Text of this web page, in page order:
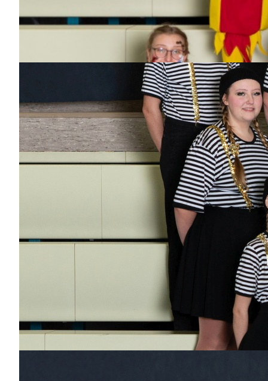
Steffen Schüssl
seit
Bisher aktiv als/bei
Pjbkut's, Wagenbau,
Flying Narrows
Bisher aktiv als/bei
Elferrat, Eventteam,